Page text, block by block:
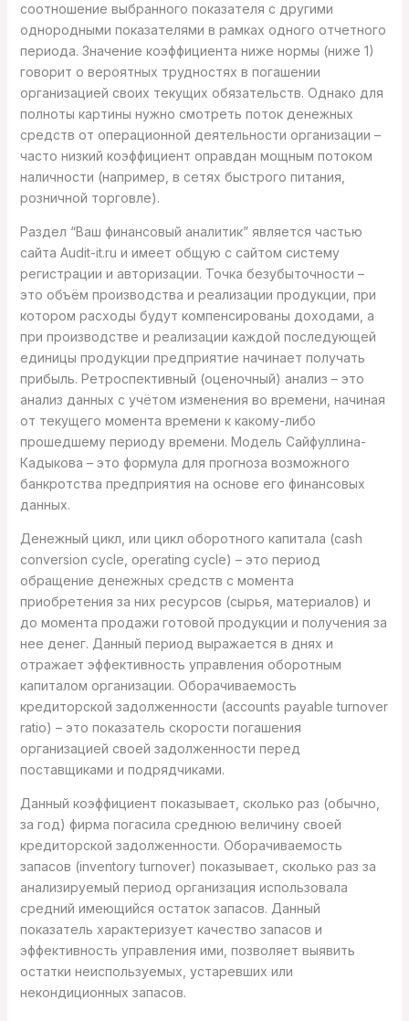
соотношение выбранного показателя с другими
однородными показателями в рамках одного отчетного
периода. Значение коэффициента ниже нормы (ниже 1)
говорит о вероятных трудностях в погашении
организацией своих текущих обязательств. Однако для
полноты картины нужно смотреть поток денежных
средств от операционной деятельности организации –
часто низкий коэффициент оправдан мощным потоком
наличности (например, в сетях быстрого питания,
розничной торговле).
Раздел “Ваш финансовый аналитик” является частью
сайта Audit-it.ru и имеет общую с сайтом систему
регистрации и авторизации. Точка безубыточности –
это объём производства и реализации продукции, при
котором расходы будут компенсированы доходами, а
при производстве и реализации каждой последующей
единицы продукции предприятие начинает получать
прибыль. Ретроспективный (оценочный) анализ – это
анализ данных с учётом изменения во времени, начиная
от текущего момента времени к какому-либо
прошедшему периоду времени. Модель Сайфуллина-
Кадыкова – это формула для прогноза возможного
банкротства предприятия на основе его финансовых
данных.
Денежный цикл, или цикл оборотного капитала (cash
conversion cycle, operating cycle) – это период
обращение денежных средств с момента
приобретения за них ресурсов (сырья, материалов) и
до момента продажи готовой продукции и получения за
нее денег. Данный период выражается в днях и
отражает эффективность управления оборотным
капиталом организации. Оборачиваемость
кредиторской задолженности (accounts payable turnover
ratio) – это показатель скорости погашения
организацией своей задолженности перед
поставщиками и подрядчиками.
Данный коэффициент показывает, сколько раз (обычно,
за год) фирма погасила среднюю величину своей
кредиторской задолженности. Оборачиваемость
запасов (inventory turnover) показывает, сколько раз за
анализируемый период организация использовала
средний имеющийся остаток запасов. Данный
показатель характеризует качество запасов и
эффективность управления ими, позволяет выявить
остатки неиспользуемых, устаревших или
некондиционных запасов.